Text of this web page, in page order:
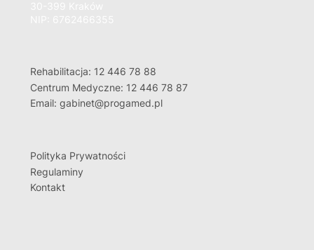
Rehabilitacja: 12 446 78 88
Centrum Medyczne: 12 446 78 87
Email: gabinet@progamed.pl
Polityka Prywatności
Regulaminy
Kontakt